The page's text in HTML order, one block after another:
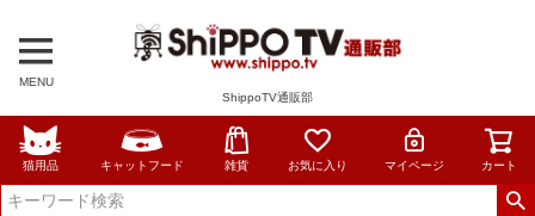
MENU
ShippoTV通販部
猫用品 キャットフード 雑貨 お気に入り マイページ カート